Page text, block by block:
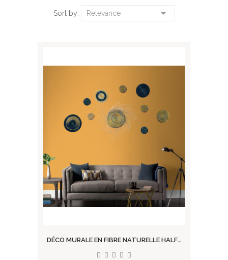
Sort by: Relevance 
DÉCO MURALE EN FIBRE NATURELLE HALFA